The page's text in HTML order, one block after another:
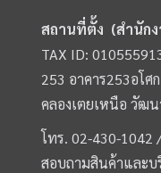
สถานที่ตั้ง (สำนัก
TAX ID:
253 อาคาร253อโ
คลองเตยเหนือ วัฒ
โทร.02-430-
สอบถามสินค้าและบ